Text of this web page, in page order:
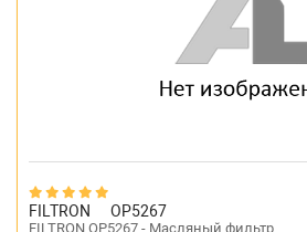
FILTRON OP5267
FILTRON OP5267 - Масляный фильтр